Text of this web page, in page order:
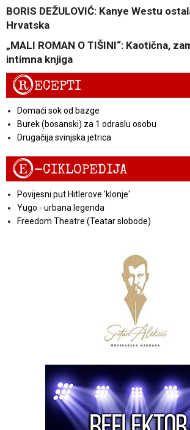
BORIS DEŽULOVIĆ: Kanye Westu
Hrvatska
„MALI ROMAN O TIŠINI“: Kaotična,
intimna knjiga
RECEPTI
Domaći sok od bazge
Burek (bosanski) za 1 odraslu osobu
Drugačija svinjska jetrica
E-CIKLOPEDIJA
Povijesni put Hitlerove 'klonje'
Yugo - urbana legenda
Freedom Theatre (Teatar slobode)